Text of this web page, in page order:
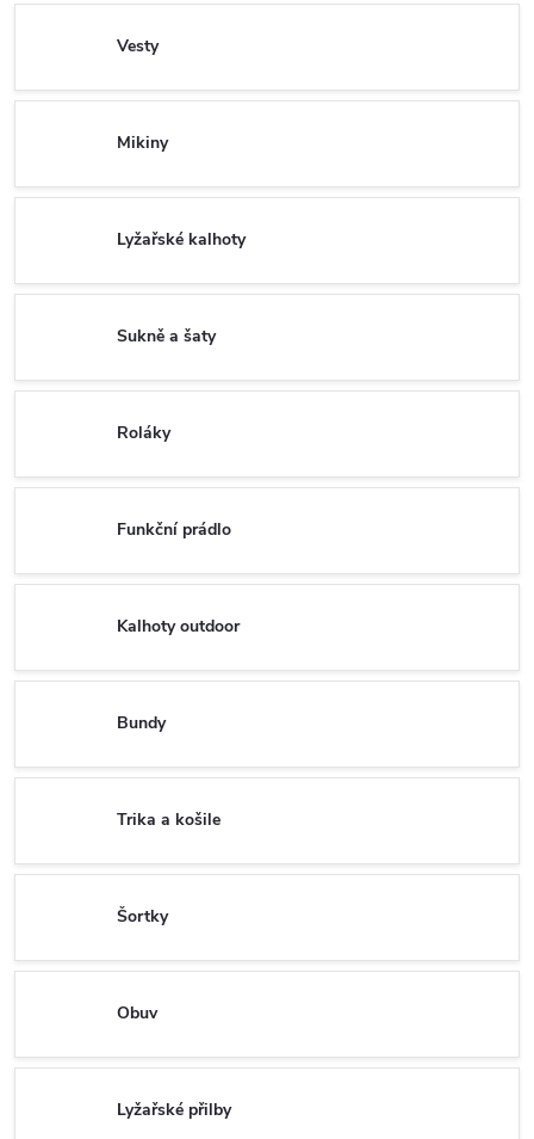
Vesty
Mikiny
Lyžařské kalhoty
Sukně a šaty
Roláky
Funkční prádlo
Kalhoty outdoor
Bundy
Trika a košile
Šortky
Obuv
Lyžařské přilby